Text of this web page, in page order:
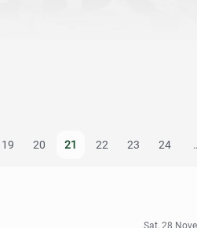
19 20 21 22 23 24